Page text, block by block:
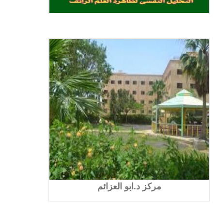
مركز د.ابو العزائم